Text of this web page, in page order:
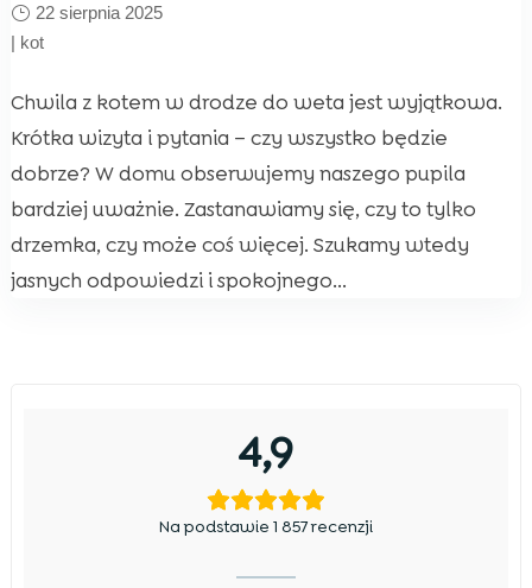
22 sierpnia 2025
| kot
Chwila z kotem w drodze do weta jest wyjątkowa.
Krótka wizyta i pytania – czy wszystko będzie
dobrze? W domu obserwujemy naszego pupila
bardziej uważnie. Zastanawiamy się, czy to tylko
drzemka, czy może coś więcej. Szukamy wtedy
jasnych odpowiedzi i spokojnego...
4,9
Na podstawie 1 857 recenzji